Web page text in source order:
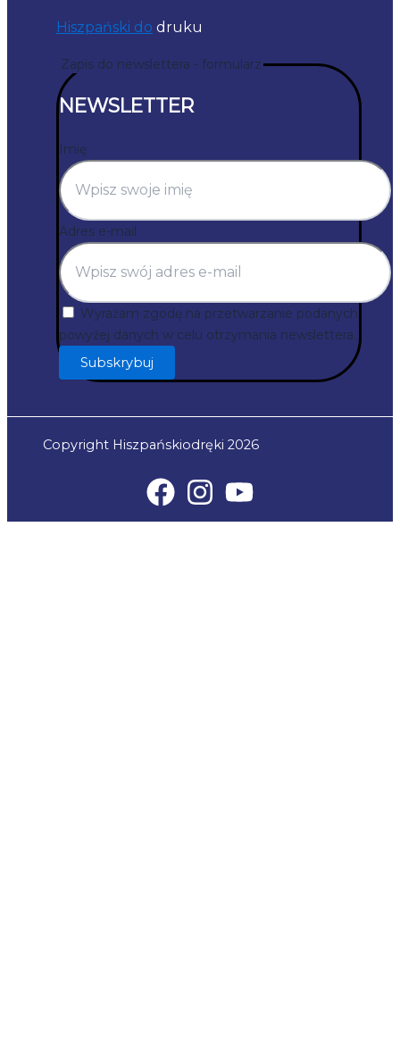
Hiszpański do druku
Zapis do newslettera - formularz
NEWSLETTER
Imię
Adres e-mail
Wyrażam zgodę na przetwarzanie podanych
powyżej danych w celu otrzymania newslettera.
Subskrybuj
Copyright Hiszpańskiodręki 2026